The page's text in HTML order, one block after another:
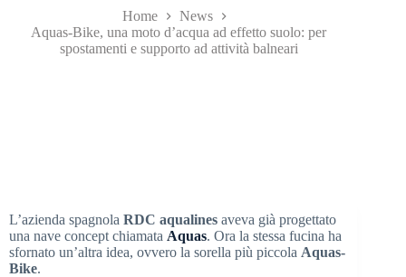
Home
News
Aquas-Bike, una moto d’acqua ad effetto suolo: per
spostamenti e supporto ad attività balneari
L’azienda spagnola RDC aqualines aveva già progettato
una nave concept chiamata Aquas. Ora la stessa fucina ha
sfornato un’altra idea, ovvero la sorella più piccola Aquas-
Bike.